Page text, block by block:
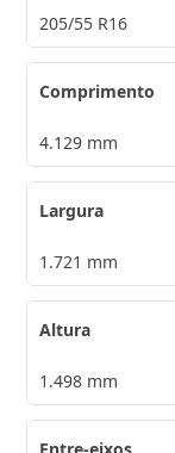
205/55 R16
Comprimento
4.129 mm
Largura
1.721 mm
Altura
1.498 mm